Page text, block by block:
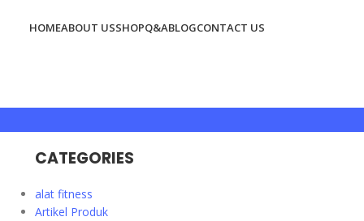
HOMEABOUT USSHOPQ&ABLOGCONTACT US
CATEGORIES
alat fitness
Artikel Produk